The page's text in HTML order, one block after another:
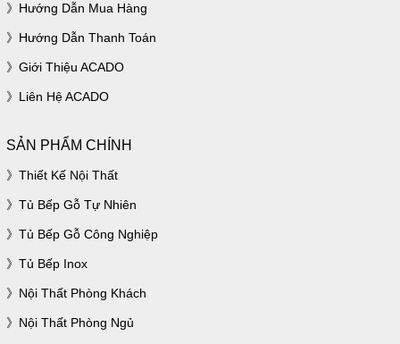
Hướng Dẫn Mua Hàng
Hướng Dẫn Thanh Toán
Giới Thiệu ACADO
Liên Hệ ACADO
SẢN PHẨM CHÍNH
Thiết Kế Nội Thất
Tủ Bếp Gỗ Tự Nhiên
Tủ Bếp Gỗ Công Nghiệp
Tủ Bếp Inox
Nội Thất Phòng Khách
Nội Thất Phòng Ngủ